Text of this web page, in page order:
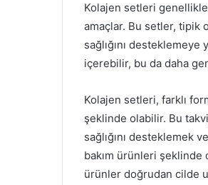
Kolajen setleri
amaçlar. Bu setler, tipik
sağlığını
içerebilir, bu da daha
Kolajen setleri, farklı
şeklinde olabilir. Bu
sağlığını desteklemek
bakım ürünleri
ürünler doğrudan cilde